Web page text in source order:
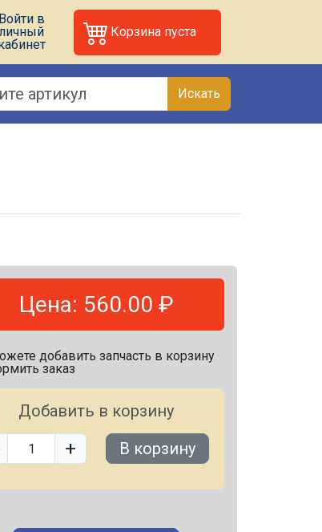
Войти в
Корзина пуста
Искать
Цена: 560.00 ₽
добавить запчасть в корзину
заказ
Добавить в корзину
+ В корзину